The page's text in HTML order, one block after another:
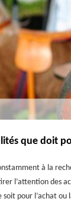
que doit
à la
l’attention des
pour l’achat ou